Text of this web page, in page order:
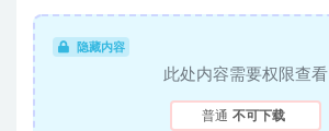
隐藏内容
此处内容需要权限查看
普通 不可下载